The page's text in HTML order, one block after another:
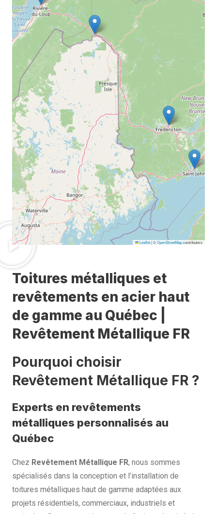
Leaflet|©OpenStreetMapcontributors
Toitures métalliques et
revêtements en acier haut
de gamme au Québec |
Revêtement Métallique FR
Pourquoi choisir
Revêtement Métallique FR ?
Experts en revêtements
métalliques personnalisés au
Québec
Chez Revêtement Métallique FR, nous sommes
spécialisés dans la conception et l’installation de
toitures métalliques haut de gamme adaptées aux
projets résidentiels, commerciaux, industriels et